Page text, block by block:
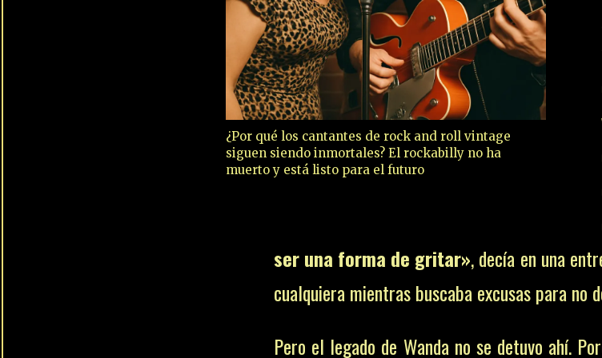
¿Por qué los cantantes de rock and roll vintage
siguen siendo inmortales? El rockabilly no ha
muerto y está listo para el futuro
ser una forma de gritar», decía en una
cualquiera mientras buscaba excusas para no
Pero el legado de Wanda no se detuvo ahí.